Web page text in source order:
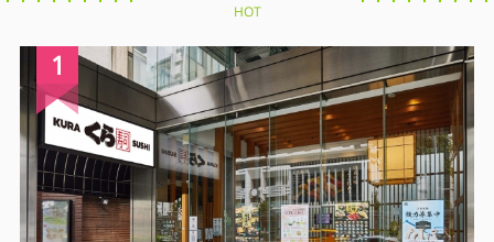
HOT
1